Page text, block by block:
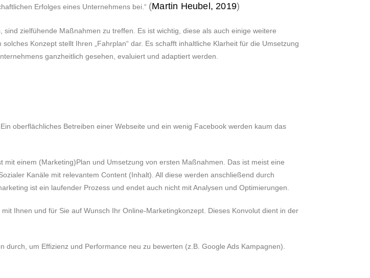
Erfolges eines Unternehmens bei.“ (Martin Heubel, 2019)
zielfühende Maßnahmen zu treffen. Es ist wichtig, diese als auch einige weitere
Konzept stellt Ihren „Fahrplan“ dar. Es schafft inhaltliche Klarheit für die Umsetzung
ganzheitlich gesehen, evaluiert und adaptiert werden.
oberflächliches Betreiben einer Webseite und ein wenig Facebook werden kaum das
einem (Marketing)Plan und Umsetzung von ersten Maßnahmen. Das ist meist eine
Kanäle mit relevantem Content (Inhalt). All diese werden anschließend durch
ist ein laufender Prozess und endet auch nicht mit Analysen und Optimierungen.
Ihnen und für Sie auf Wunsch Ihr Online-Marketingkonzept. Dieses Konvolut dient in der
um Effizienz und Performance neu zu bewerten (z.B. Google Ads Kampagnen).